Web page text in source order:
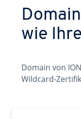
wie
Domain von
Wildcard-